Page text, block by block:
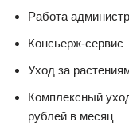
Работа
Консьерж-
Уход за
Комплексный
рублей в месяц